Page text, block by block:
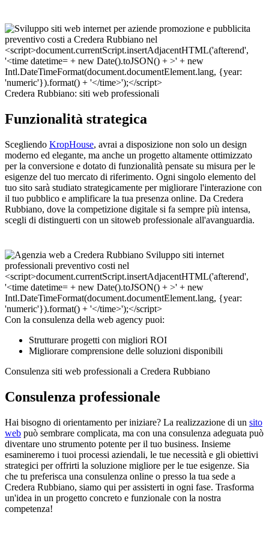
Credera Rubbiano: siti web professionali
Funzionalità strategica
Scegliendo KropHouse, avrai a disposizione non solo un design
moderno ed elegante, ma anche un progetto altamente ottimizzato
per la conversione e dotato di funzionalità pensate su misura per le
esigenze del tuo mercato di riferimento. Ogni singolo elemento del
tuo sito sarà studiato strategicamente per migliorare l'interazione con
il tuo pubblico e amplificare la tua presenza online. Da Credera
Rubbiano, dove la competizione digitale si fa sempre più intensa,
scegli di distinguerti con un sitoweb professionale all'avanguardia.
Con la consulenza della web agency puoi:
Strutturare progetti con migliori ROI
Migliorare comprensione delle soluzioni disponibili
Consulenza siti web professionali a Credera Rubbiano
Consulenza professionale
Hai bisogno di orientamento per iniziare? La realizzazione di un sito
web può sembrare complicata, ma con una consulenza adeguata può
diventare uno strumento potente per il tuo business. Insieme
esamineremo i tuoi processi aziendali, le tue necessità e gli obiettivi
strategici per offrirti la soluzione migliore per le tue esigenze. Sia
che tu preferisca una consulenza online o presso la tua sede a
Credera Rubbiano, siamo qui per assisterti in ogni fase. Trasforma
un'idea in un progetto concreto e funzionale con la nostra
competenza!